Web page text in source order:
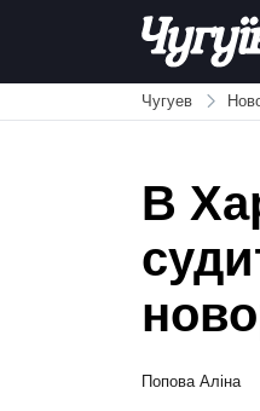
Чугуев
В
Попова Аліна